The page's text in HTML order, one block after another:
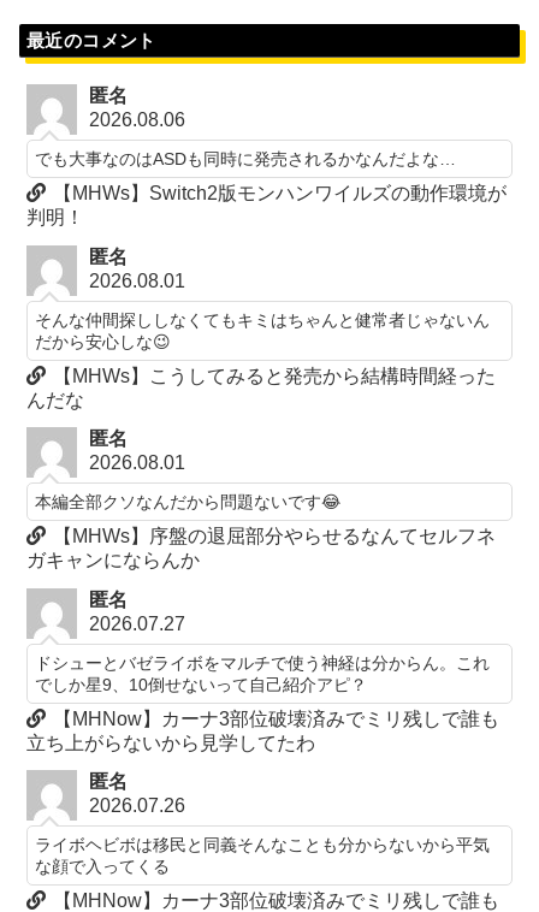
最近のコメント
匿名
2026.08.06
でも大事なのはASDも同時に発売されるかなんだよな…
【MHWs】Switch2版モンハンワイルズの動作環境が
判明！
匿名
2026.08.01
そんな仲間探ししなくてもキミはちゃんと健常者じゃないん
だから安心しな😉
【MHWs】こうしてみると発売から結構時間経った
んだな
匿名
2026.08.01
本編全部クソなんだから問題ないです😂
【MHWs】序盤の退屈部分やらせるなんてセルフネ
ガキャンにならんか
匿名
2026.07.27
ドシューとバゼライボをマルチで使う神経は分からん。これ
でしか星9、10倒せないって自己紹介アピ？
【MHNow】カーナ3部位破壊済みでミリ残しで誰も
立ち上がらないから見学してたわ
匿名
2026.07.26
ライボヘビボは移民と同義そんなことも分からないから平気
な顔で入ってくる
【MHNow】カーナ3部位破壊済みでミリ残しで誰も